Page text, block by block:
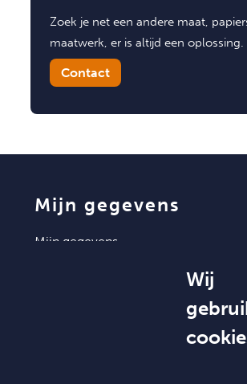
Wij
Zoek je net een andere maat,
maatwerk, er is altijd een
Contact
mijn gegevens
mijn gegevens